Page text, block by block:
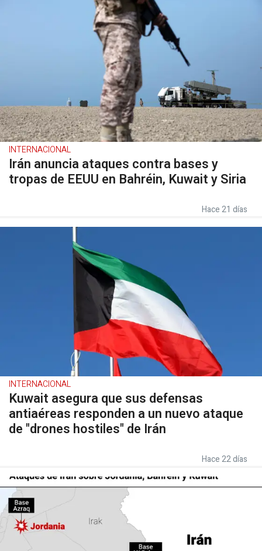
INTERNACIONAL
Irán anuncia ataques contra bases y
tropas de EEUU en Bahréin, Kuwait y Siria
Hace 21 días
INTERNACIONAL
Kuwait asegura que sus defensas
antiaéreas responden a un nuevo ataque
de "drones hostiles" de Irán
Hace 22 días